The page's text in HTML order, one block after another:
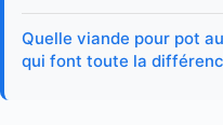
Quelle viande pour pot
qui font toute la